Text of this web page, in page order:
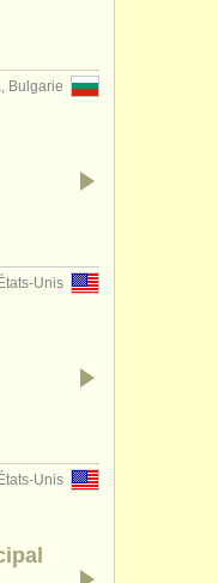
Bulgarie
Unis
Unis